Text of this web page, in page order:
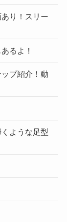
り！スリー
るよ！
プ紹介！動
ような足型